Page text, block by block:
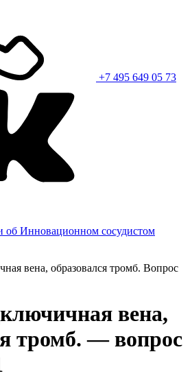
+7 495 649 05 73
об Инновационном сосудистом
вена, образовался тромб. Вопрос
вена,
тромб. — вопрос